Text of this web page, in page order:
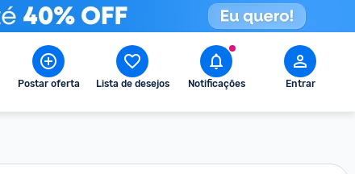
Postar oferta Lista de desejos Notificações Entrar